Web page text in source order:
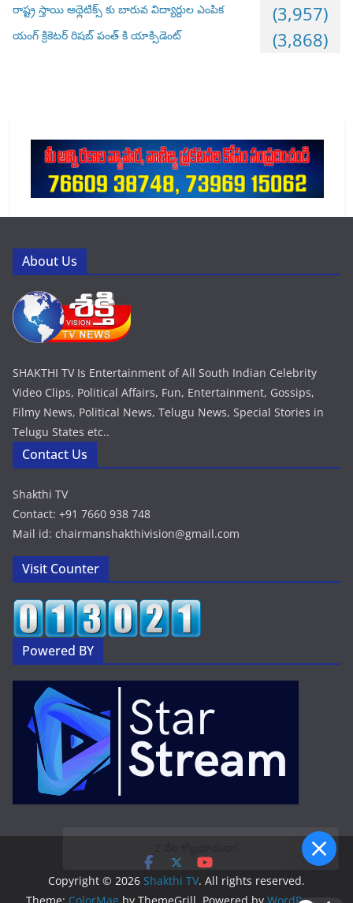
రాష్ట్ర స్తాయి అథ్లెటిక్స్ కు బారువ విద్యార్దుల ఎంపిక (3,957)
యంగ్ క్రికెటర్ రిషబ్ పంత్ కి యాక్సిడెంట్ (3,868)
About Us
SHAKTHI TV Is Entertainment of All South Indian Celebrity
Video Clips, Political Affairs, Fun, Entertainment, Gossips,
Filmy News, Political News, Telugu News, Special Stories in
Telugu States etc..
Contact Us
Shakthi TV
Contact: +91 7660 938 748
Mail id: chairmanshakthivision@gmail.com
Visit Counter
Powered BY
Copyright © 2026 Shakthi TV. All rights reserved.